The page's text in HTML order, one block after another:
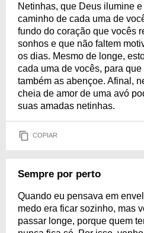
Netinhas, que Deus ilumine
caminho de cada uma de
fundo do coração que vocês
sonhos e que não faltem
os dias. Mesmo de longe,
cada uma de vocês, para
também as abençoe. Afinal,
cheia de amor de uma avó
suas amadas netinhas.
COPIAR
Sempre por perto
Quando eu pensava em
medo era ficar sozinho, mas
passar longe, porque quem